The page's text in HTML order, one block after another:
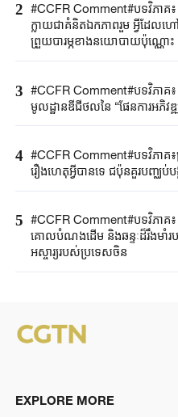
2 #CCFR Comment#បទវិភា
ក្លាយជាគំនិតឯកភាពរួម អ្វីដែលហៅ
ព្រួយបារម្ភខាងនយោបាយប៉ុណ្ណោះ
3 #CCFR Comment#បទវិភាគ
មូលដ្ឋានឌីជីថលនៃ “ផែនការអភិវ
4 #CCFR​ Comment#​បទវិភាគ៖
រឿង​ហេតុអ្វីបានទេ ជប៉ុន​គួរ​បញ្ឈប់
5 #CCFR Comment#បទវិភាគ
គោលបំណងដើម និងឆន្ទៈដ៏រឹងមាំរប
អស្ចារ្យរបស់ប្រទេសចិន
EXPLORE MORE